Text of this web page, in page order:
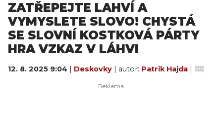
ZATŘEPEJTE LAHVÍ A
VYMYSLETE SLOVO! CHYSTÁ
SE SLOVNÍ KOSTKOVÁ PÁRTY
HRA VZKAZ V LÁHVI
12. 8. 2025 9:04 | Deskovky | autor: Patrik Hajda |